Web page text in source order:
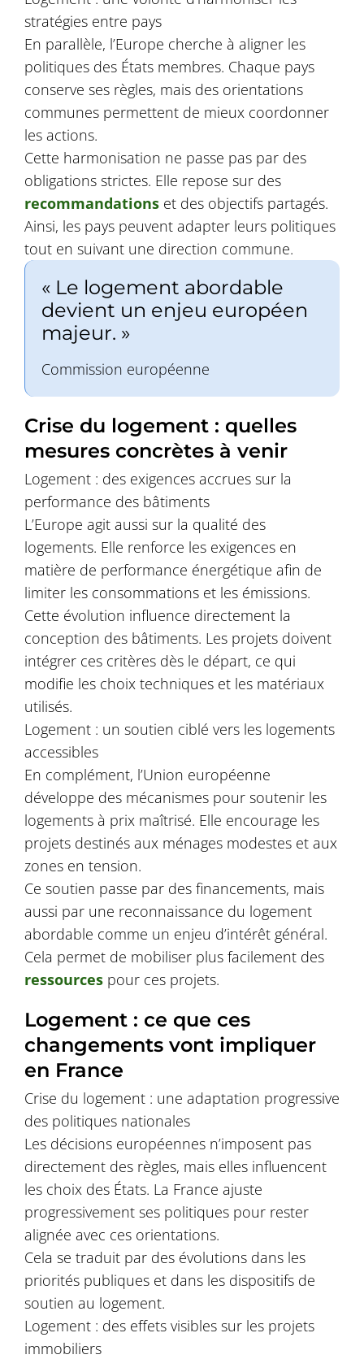
stratégies entre pays
En parallèle, l’Europe cherche à aligner les
politiques des États membres. Chaque pays
conserve ses règles, mais des orientations
communes permettent de mieux coordonner
les actions.
Cette harmonisation ne passe pas par des
obligations strictes. Elle repose sur des
recommandations et des objectifs partagés.
Ainsi, les pays peuvent adapter leurs politiques
tout en suivant une direction commune.
« Le logement abordable
devient un enjeu européen
majeur. »
Commission européenne
Crise du logement : quelles
mesures concrètes à venir
Logement : des exigences accrues sur la
performance des bâtiments
L’Europe agit aussi sur la qualité des
logements. Elle renforce les exigences en
matière de performance énergétique afin de
limiter les consommations et les émissions.
Cette évolution influence directement la
conception des bâtiments. Les projets doivent
intégrer ces critères dès le départ, ce qui
modifie les choix techniques et les matériaux
utilisés.
Logement : un soutien ciblé vers les logements
accessibles
En complément, l’Union européenne
développe des mécanismes pour soutenir les
logements à prix maîtrisé. Elle encourage les
projets destinés aux ménages modestes et aux
zones en tension.
Ce soutien passe par des financements, mais
aussi par une reconnaissance du logement
abordable comme un enjeu d’intérêt général.
Cela permet de mobiliser plus facilement des
ressources pour ces projets.
Logement : ce que ces
changements vont impliquer
en France
Crise du logement : une adaptation progressive
des politiques nationales
Les décisions européennes n’imposent pas
directement des règles, mais elles influencent
les choix des États. La France ajuste
progressivement ses politiques pour rester
alignée avec ces orientations.
Cela se traduit par des évolutions dans les
priorités publiques et dans les dispositifs de
soutien au logement.
Logement : des effets visibles sur les projets
immobiliers